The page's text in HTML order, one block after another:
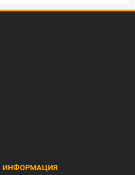
ИНФОРМАЦИЯ